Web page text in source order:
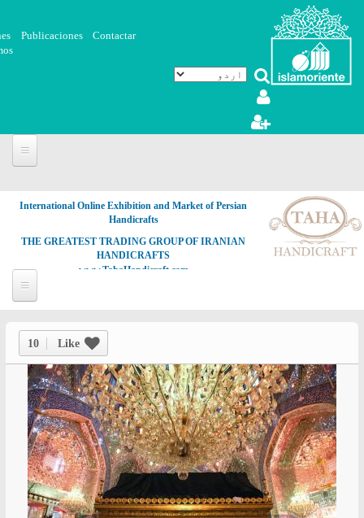
Skip to main content
Contactar
Publicaciones
International Online Exhibition and Market of Persian
Handicrafts
THE GREATEST TRADING GROUP OF IRANIAN
HANDICRAFTS
www.TahaHandicraft.com
10 Like